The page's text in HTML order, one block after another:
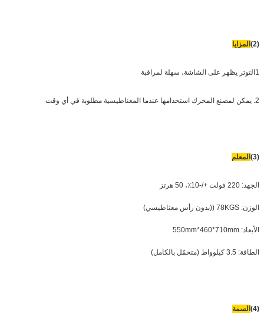
(2) المزايا
1التوتر يظهر على الشاشة، سهلة لمراقبة
2. يمكن لمصنع المحرك استخدامها عندما المغناطيسية مطلوبة في أي وقت
(3) المعلم
الجهد: 220 فولت +/-10٪، 50 هرتز
الوزن: 78KGS ((بدون رأس مغناطيسي)
الأبعاد: 550mm*460*710mm
الطاقة: 3.5 كيلوواط (متحمّل بالكامل)
(4) السمة